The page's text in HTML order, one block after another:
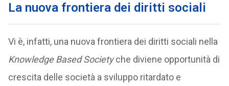
La nuova frontiera dei diritti sociali
Vi è, infatti, una nuova frontiera dei diritti sociali nella
Knowledge Based Societyche diviene opportunità di
crescita delle società a sviluppo ritardato e